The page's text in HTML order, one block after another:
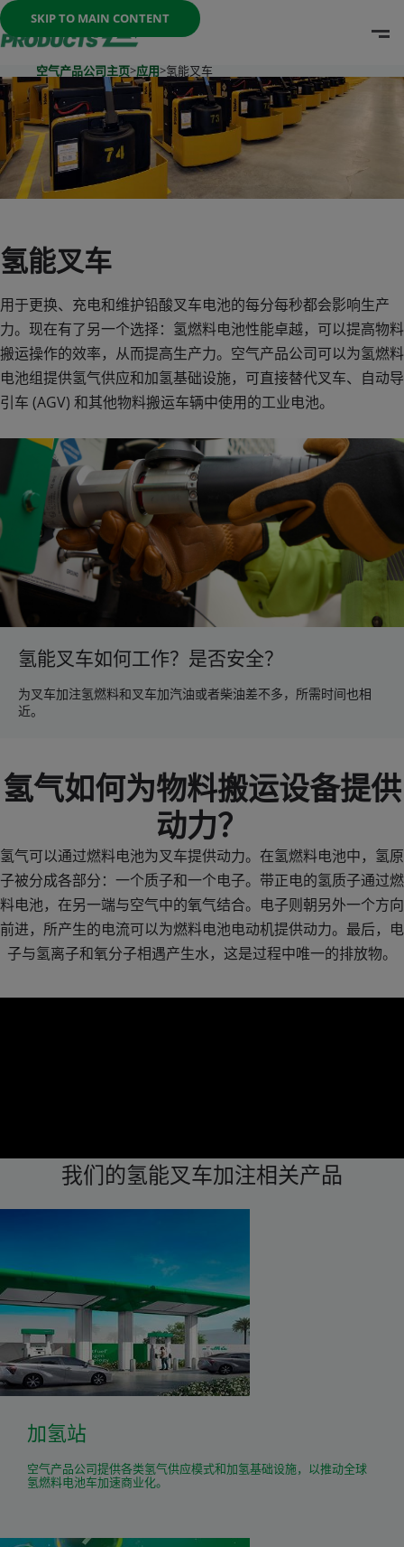
SKIP TO MAIN CONTENT
Once the menu is open you can move between options
空气产品公司主页>应用>氢能叉车
氢能叉车
用于更换、充电和维护铅酸叉车电池的每分每秒都会影响生产
力。现在有了另一个选择：氢燃料电池性能卓越，可以提高物料
搬运操作的效率，从而提高生产力。空气产品公司可以为氢燃料
电池组提供氢气供应和加氢基础设施，可直接替代叉车、自动导
引车 (AGV) 和其他物料搬运车辆中使用的工业电池。
氢能叉车如何工作？是否安全？
为叉车加注氢燃料和叉车加汽油或者柴油差不多，所需时间也相
近。
氢气如何为物料搬运设备提供
动力？
氢气可以通过燃料电池为叉车提供动力。在氢燃料电池中，氢原
子被分成各部分：一个质子和一个电子。带正电的氢质子通过燃
料电池，在另一端与空气中的氧气结合。电子则朝另外一个方向
前进，所产生的电流可以为燃料电池电动机提供动力。最后，电
子与氢离子和氧分子相遇产生水，这是过程中唯一的排放物。
我们的氢能叉车加注相关产品
加氢站
空气产品公司提供各类氢气供应模式和加氢基础设施，以推动全球
氢燃料电池车加速商业化。